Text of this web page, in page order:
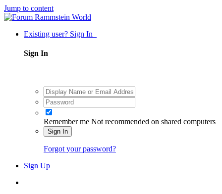
Jump to content
Existing user? Sign In
Sign In
Remember me Not recommended on shared computers
Sign In
Forgot your password?
Sign Up